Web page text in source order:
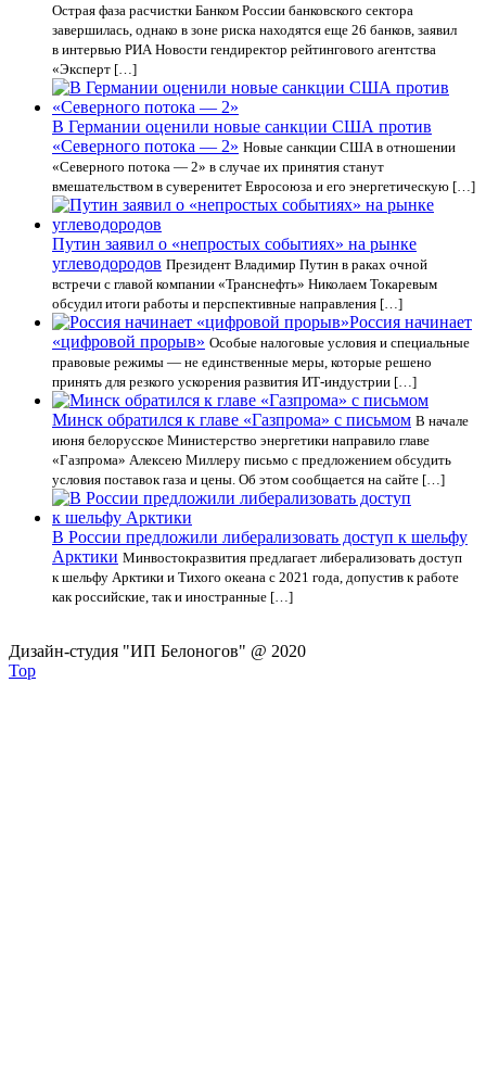
Острая фаза расчистки Банком России банковского сектора
завершилась, однако в зоне риска находятся еще 26 банков, заявил
в интервью РИА Новости гендиректор рейтингового агентства
«Эксперт […]
В Германии оценили новые санкции США против
«Северного потока — 2» Новые санкции США в отношении
«Северного потока — 2» в случае их принятия станут
вмешательством в суверенитет Евросоюза и его энергетическую […]
Путин заявил о «непростых событиях» на рынке
углеводородов Президент Владимир Путин в раках очной
встречи с главой компании «Транснефть» Николаем Токаревым
обсудил итоги работы и перспективные направления […]
Россия начинает
«цифровой прорыв» Особые налоговые условия и специальные
правовые режимы — не единственные меры, которые решено
принять для резкого ускорения развития ИТ-индустрии […]
Минск обратился к главе «Газпрома» с письмом В начале
июня белорусское Министерство энергетики направило главе
«Газпрома» Алексею Миллеру письмо с предложением обсудить
условия поставок газа и цены. Об этом сообщается на сайте […]
В России предложили либерализовать доступ к шельфу
Арктики Минвостокразвития предлагает либерализовать доступ
к шельфу Арктики и Тихого океана с 2021 года, допустив к работе
как российские, так и иностранные […]
Дизайн-студия "ИП Белоногов" @ 2020
Top